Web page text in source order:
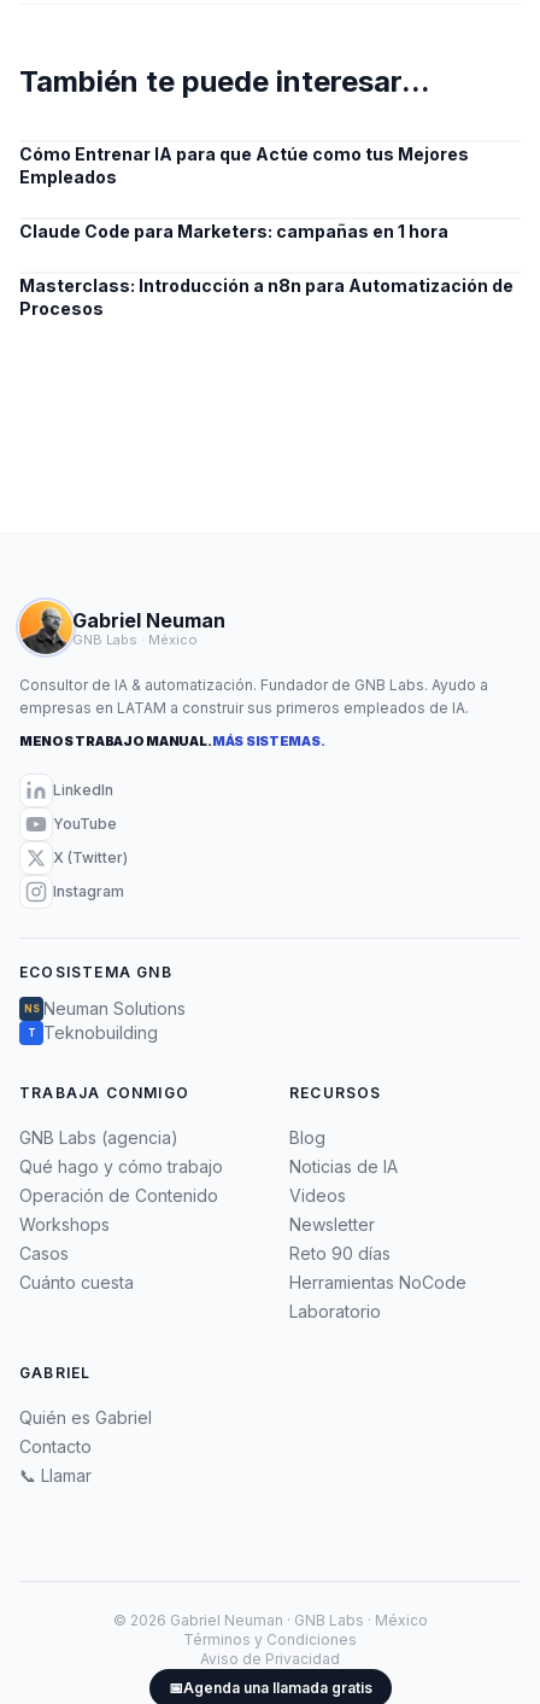
También te puede interesar...
Cómo Entrenar IA para que Actúe como tus Mejores
Empleados
Claude Code para Marketers: campañas en 1 hora
Masterclass: Introducción a n8n para Automatización de
Procesos
Gabriel Neuman
GNB Labs · México
Consultor de IA & automatización. Fundador de GNB Labs. Ayudo a
empresas en LATAM a construir sus primeros empleados de IA.
MENOS TRABAJO MANUAL.MÁS SISTEMAS.
LinkedIn
YouTube
X (Twitter)
Instagram
ECOSISTEMA GNB
NS Neuman Solutions
T Teknobuilding
TRABAJA CONMIGO
GNB Labs (agencia)
Qué hago y cómo trabajo
Operación de Contenido
Workshops
Casos
Cuánto cuesta
RECURSOS
Blog
Noticias de IA
Videos
Newsletter
Reto 90 días
Herramientas NoCode
Laboratorio
GABRIEL
Quién es Gabriel
Contacto
📞 Llamar
© 2026 Gabriel Neuman · GNB Labs · México
Términos y Condiciones
Aviso de Privacidad
📅Agenda una llamada gratis